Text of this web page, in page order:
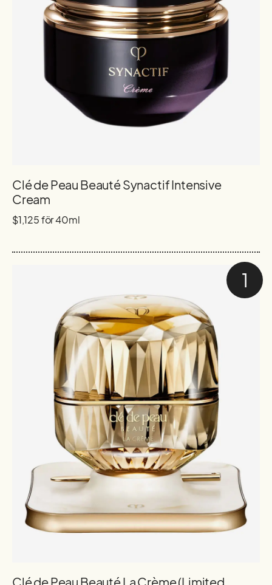
Clé de Peau Beauté Synactif Intensive
Cream
$1,125 för 40ml
1
Clé de Peau Beauté La Crème (Limited